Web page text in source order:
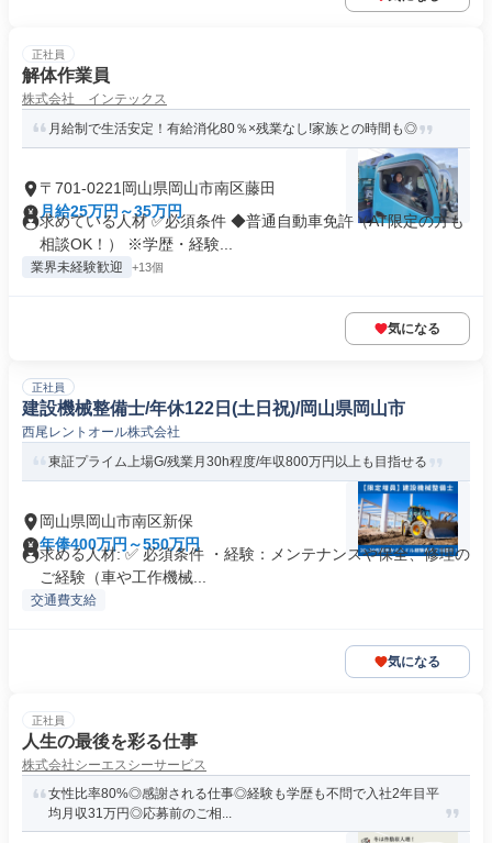
正社員
解体作業員
株式会社 インテックス
月給制で生活安定！有給消化80％×残業なし!家族との時間も◎
〒701-0221岡山県岡山市南区藤田
月給25万円～35万円
求めている人材 ✅必須条件 ◆普通自動車免許（AT限定の方も
相談OK！） ※学歴・経験...
業界未経験歓迎 +13個
気になる
正社員
建設機械整備士/年休122日(土日祝)/岡山県岡山市
西尾レントオール株式会社
東証プライム上場G/残業月30h程度/年収800万円以上も目指せる
岡山県岡山市南区新保
年俸400万円～550万円
求める人材: ✅ 必須条件 ・経験：メンテナンスや保全、修理の
ご経験（車や工作機械...
交通費支給
気になる
正社員
人生の最後を彩る仕事
株式会社シーエスシーサービス
女性比率80%◎感謝される仕事◎経験も学歴も不問で入社2年目平
均月収31万円◎応募前のご相...